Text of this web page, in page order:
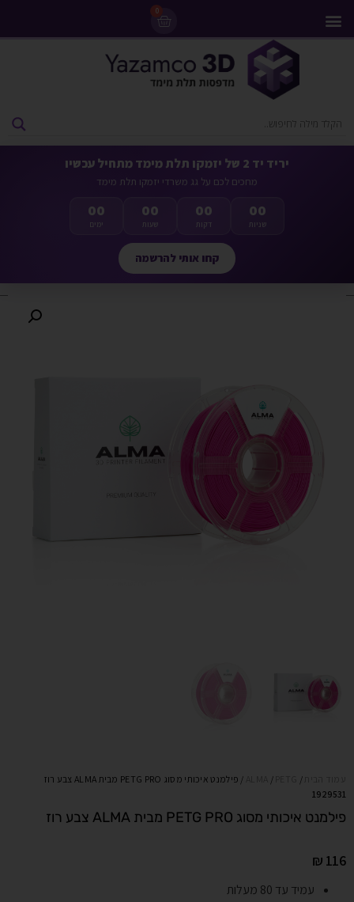
0
יריד יד 2 של יזמקו תלת מימד מתחיל עכשיו
מחכים לכם על גג משרדי יזמקו תלת מימד
00
ימים
00
שעות
00
דקות
00
שניות
קחו אותי להרשמה
/
/
/ פילמנט איכותי מסוג PETG PRO מבית ALMA צבע רוז
1929531
פילמנט איכותי מסוג PETG PRO מבית ALMA צבע רוז
₪ 116
עמיד עד 80 מעלות